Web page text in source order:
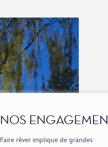
NOS
Faire rêver implique de grandes